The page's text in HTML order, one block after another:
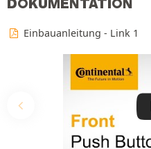
Einbauanleitung - Link 1